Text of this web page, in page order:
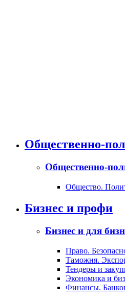
Общественно-
Общественно-
Общество.
Бизнес и профи
Бизнес и для
Право.
Таможня.
Тендеры и
Экономика и
Финансы.